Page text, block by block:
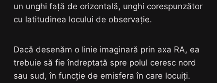
un unghi față de orizontală, unghi corespunzător
cu latitudinea locului de observație.
Dacă desenăm o linie imaginară prin axa RA, ea
trebuie să fie îndreptată spre polul ceresc nord
sau sud, în funcție de emisfera în care locuiți.